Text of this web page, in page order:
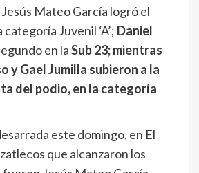
Mateo García logró el
Juvenil ‘A’; Daniel
en laSub 23; mientras
y Gael Jumilla subieron a la
del podio, en la categoría
este domingo, en El
que alcanzaron los